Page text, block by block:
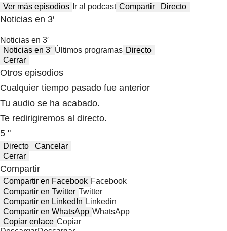
Ver más episodios Ir al podcast Compartir Directo
Noticias en 3′
Noticias en 3′
Noticias en 3′ Últimos programas Directo
Cerrar
Otros episodios
Cualquier tiempo pasado fue anterior
Tu audio se ha acabado.
Te redirigiremos al directo.
5 "
Directo
Cancelar
Cerrar
Compartir
Compartir en Facebook Facebook
Compartir en Twitter Twitter
Compartir en LinkedIn Linkedin
Compartir en WhatsApp WhatsApp
Copiar enlace Copiar